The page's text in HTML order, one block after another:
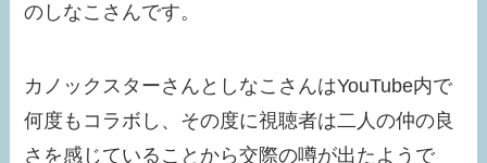
のしなこさんです。
カノックスターさんとしなこさんはYouTube内で
何度もコラボし、その度に視聴者は二人の仲の良
さを感じていることから交際の噂が出たようで